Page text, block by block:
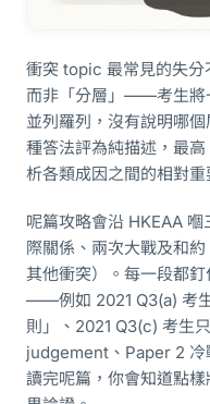
衝突 topic 最常見的失分
而非「分層」——考生將
並列羅列，沒有說明哪
種答法評為純描述，最
析各類成因之間的相對
呢篇攻略會沿 HKEAA
際關係、兩次大戰及和
其他衝突）。每一段都
——例如 2021 Q3(a) 考
則」、2021 Q3(c) 考生
judgement、Paper 2 冷
讀完呢篇，你會知道點